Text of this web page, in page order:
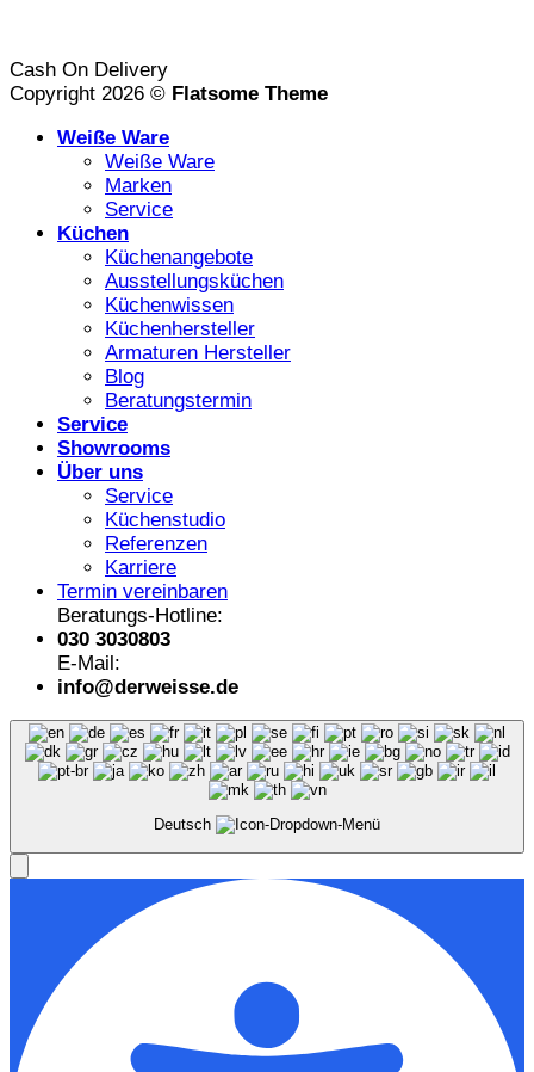
Cash On Delivery
Copyright 2026 © Flatsome Theme
Weiße Ware
Weiße Ware
Marken
Service
Küchen
Küchenangebote
Ausstellungsküchen
Küchenwissen
Küchenhersteller
Armaturen Hersteller
Blog
Beratungstermin
Service
Showrooms
Über uns
Service
Küchenstudio
Referenzen
Karriere
Termin vereinbaren
Beratungs-Hotline:
030 3030803
E-Mail:
info@derweisse.de
Deutsch